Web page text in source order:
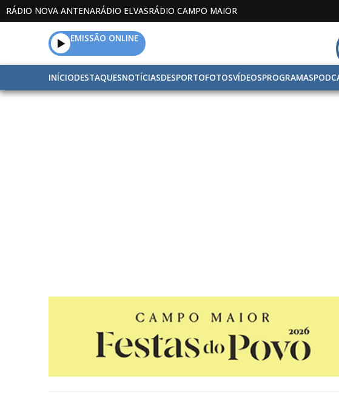
RÁDIO NOVA ANTENARÁDIO ELVASRÁDIO CAMPO MAIOR
EMISSÃO ONLINE
INÍCIODESTAQUESNOTÍCIASDESPORTOFOTOSVÍDEOSPROGRAMAS